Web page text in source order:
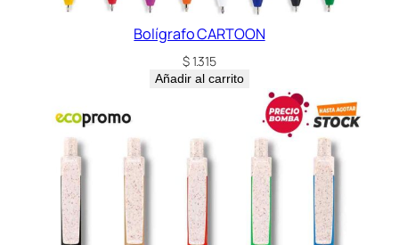
Bolígrafo CARTOON
$1.315
Añadir al carrito